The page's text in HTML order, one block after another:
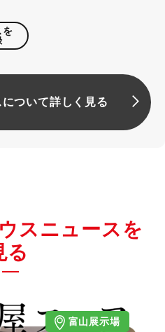
を
ついて詳しく見る
スニュースを
る
富山展示場